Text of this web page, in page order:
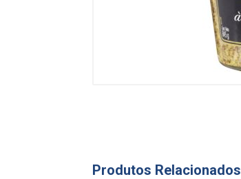
Produtos Relacionados